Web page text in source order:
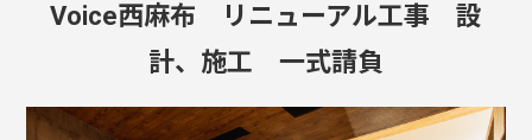
Voice西麻布 リニューアル工事 設
計、施工 一式請負